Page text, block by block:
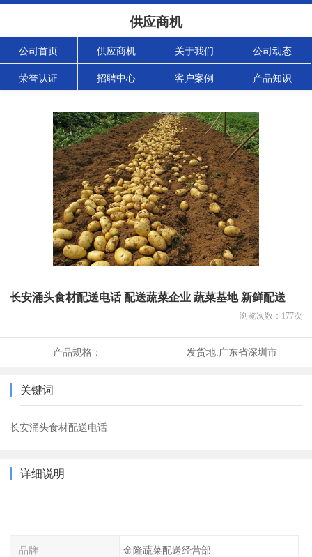
供应商机
公司首页 供应商机 关于我们 公司动态
荣誉认证 招聘中心 客户案例 产品知识
长安涌头食材配送电话 配送蔬菜企业 蔬菜基地 新鲜配送
浏览次数： 177次
产品规格： 发货地:广东省深圳市
关键词
长安涌头食材配送电话
详细说明
品牌 金隆蔬菜配送经营部